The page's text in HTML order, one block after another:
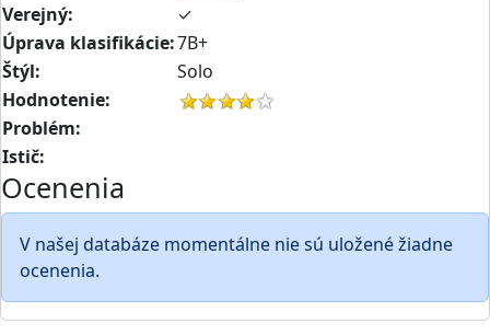
Verejný:
✓
Úprava klasifikácie:7B+
Štýl:
Solo
Hodnotenie:
Problém:
Istič:
Ocenenia
V našej databáze momentálne nie sú uložené žiadne
ocenenia.